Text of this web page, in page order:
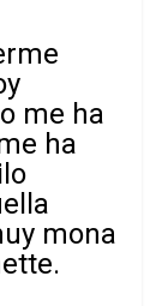
me ha
ha
mona